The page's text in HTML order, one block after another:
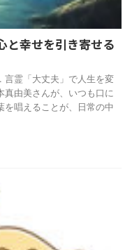
幸せを引き寄せる
言霊「大丈夫」で人生を変
真由美さんが、いつも口に
を唱えることが、日常の中